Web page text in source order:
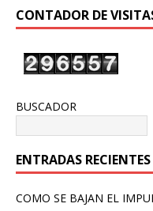
CONTADOR DE
BUSCADOR
ENTRADAS RECIENTES
COMO SE BAJAN EL